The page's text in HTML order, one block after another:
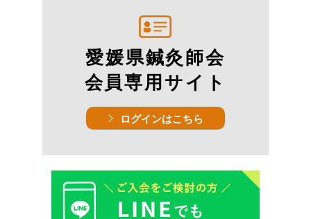
愛媛県鍼灸師会
会員専用サイト
ログインはこちら